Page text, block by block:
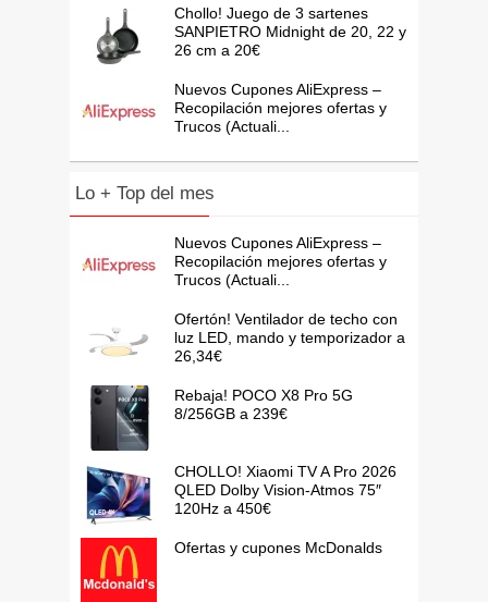
Chollo! Juego de 3 sartenes
SANPIETRO Midnight de 20, 22 y
26 cm a 20€
Nuevos Cupones AliExpress –
Recopilación mejores ofertas y
Trucos (Actuali...
Lo + Top del mes
Nuevos Cupones AliExpress –
Recopilación mejores ofertas y
Trucos (Actuali...
Ofertón! Ventilador de techo con
luz LED, mando y temporizador a
26,34€
Rebaja! POCO X8 Pro 5G
8/256GB a 239€
CHOLLO! Xiaomi TV A Pro 2026
QLED Dolby Vision-Atmos 75″
120Hz a 450€
Ofertas y cupones McDonalds